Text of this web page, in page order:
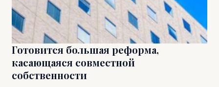
Готовится большая реформа,
касающаяся совместной
собственности